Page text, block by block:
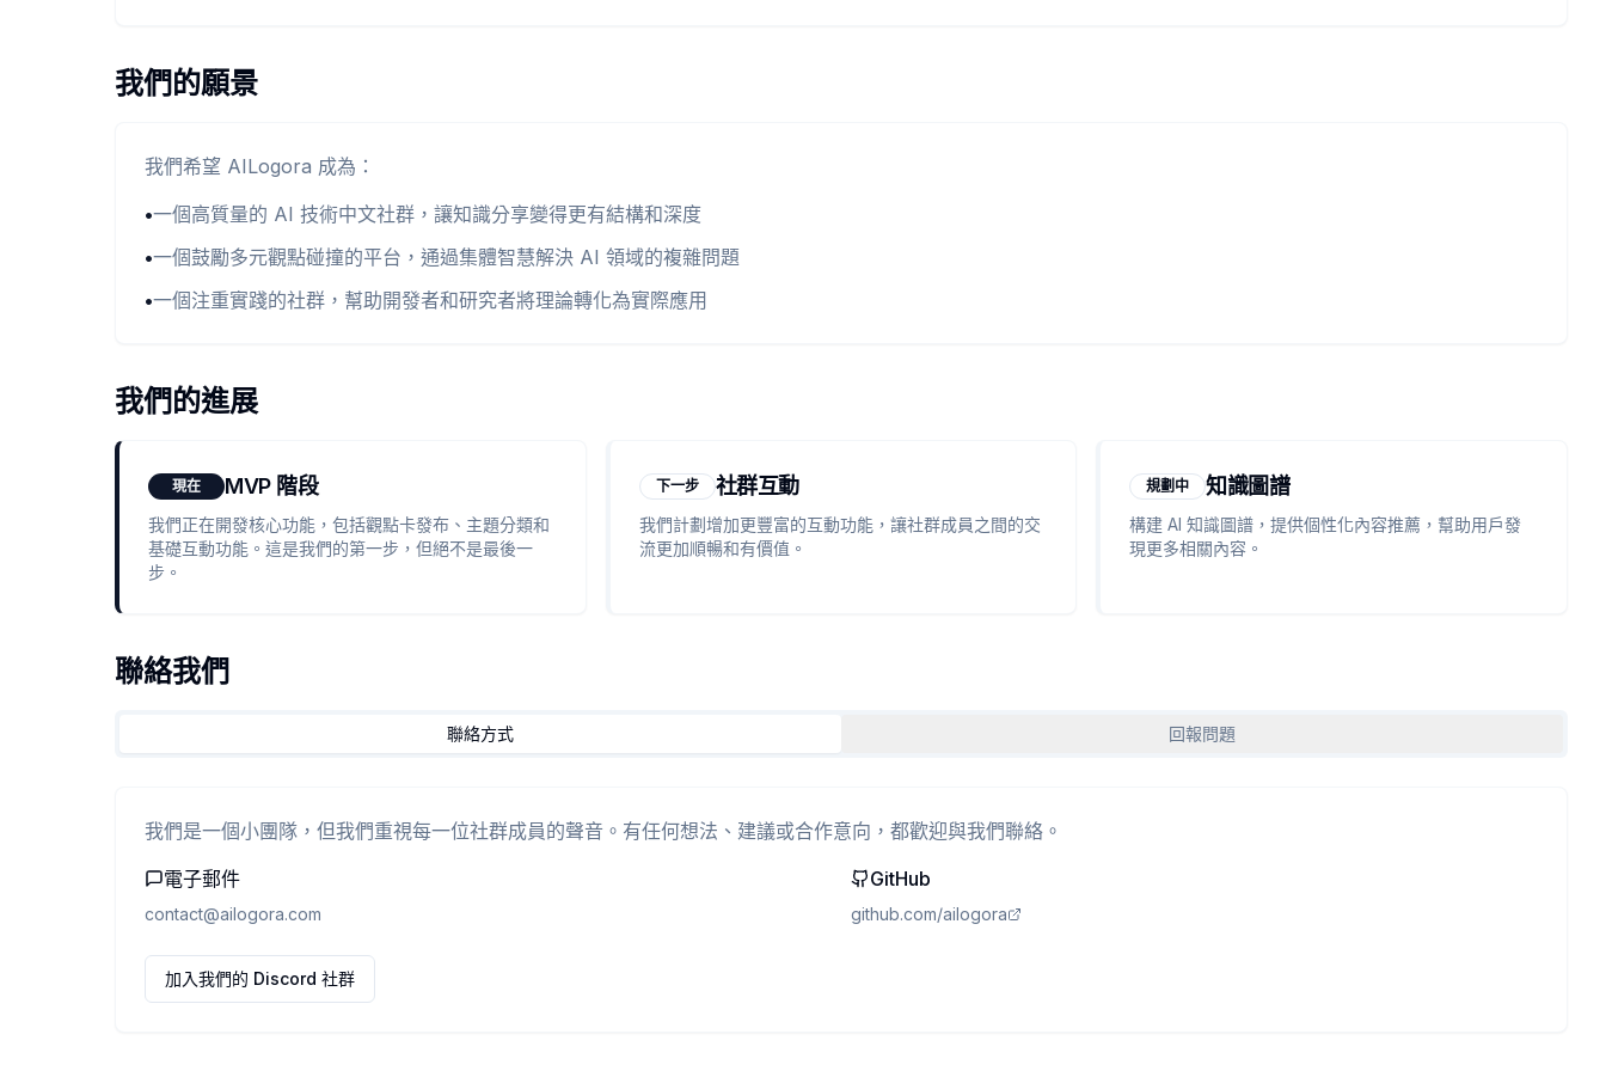
我們的願景
我們希望 AILogora 成為：
•一個高質量的 AI 技術中文社群，讓知識分享變得更有結構和深度
•一個鼓勵多元觀點碰撞的平台，通過集體智慧解決 AI 領域的複雜問題
•一個注重實踐的社群，幫助開發者和研究者將理論轉化為實際應用
我們的進展
現在 MVP 階段
我們正在開發核心功能，包括觀點卡發布、主題分類和
基礎互動功能。這是我們的第一步，但絕不是最後一
步。
下一步 社群互動
我們計劃增加更豐富的互動功能，讓社群成員之間的交
流更加順暢和有價值。
規劃中 知識圖譜
構建 AI 知識圖譜，提供個性化內容推薦，幫助用戶發
現更多相關內容。
聯絡我們
聯絡方式 回報問題
我們是一個小團隊，但我們重視每一位社群成員的聲音。有任何想法、建議或合作意向，都歡迎與我們聯絡。
電子郵件
contact@ailogora.com
GitHub
github.com/ailogora
加入我們的 Discord 社群